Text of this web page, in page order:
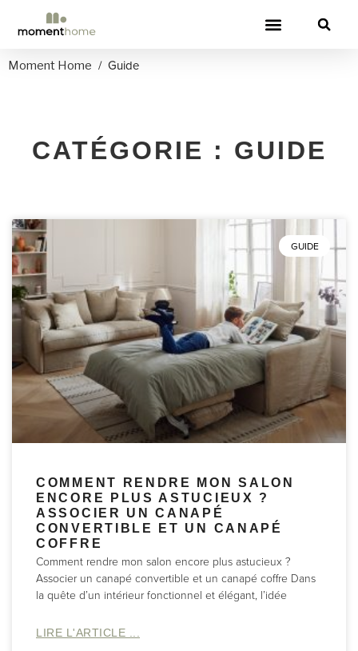
Moment Home / Guide
CATÉGORIE : GUIDE
GUIDE
COMMENT RENDRE MON SALON
ENCORE PLUS ASTUCIEUX ?
ASSOCIER UN CANAPÉ
CONVERTIBLE ET UN CANAPÉ
COFFRE
Comment rendre mon salon encore plus astucieux ?
Associer un canapé convertible et un canapé coffre Dans
la quête d’un intérieur fonctionnel et élégant, l’idée
LIRE L'ARTICLE ...